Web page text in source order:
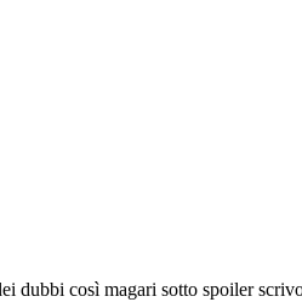
dubbi così magari sotto spoiler